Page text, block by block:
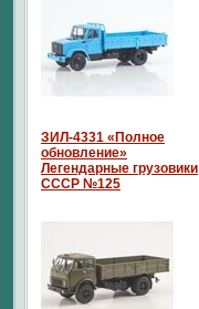
ЗИЛ-4331 «Полное
обновление»
Легендарные грузовики
СССР №125